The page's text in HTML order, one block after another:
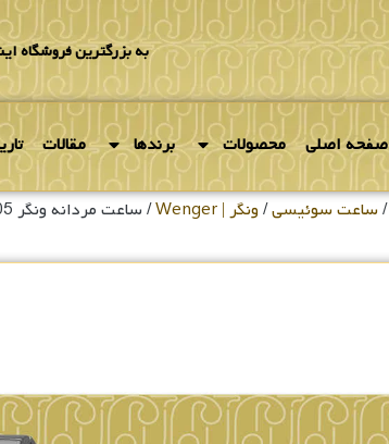
به بزرگترین فروشگاه
صفحه اصلی محصولات برندها مقالات
/ساعت سوئیسی/ونگر | Wenger / ساعت مردانه ونگر 01.1441.105